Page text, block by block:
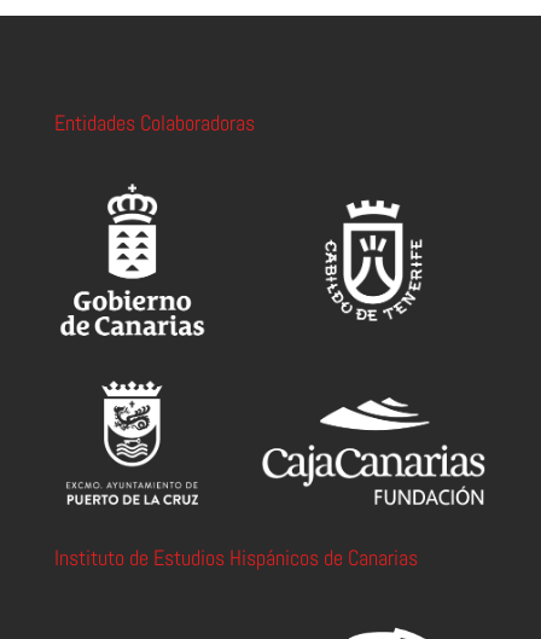
Entidades Colaboradoras
Instituto de Estudios Hispánicos de Canarias